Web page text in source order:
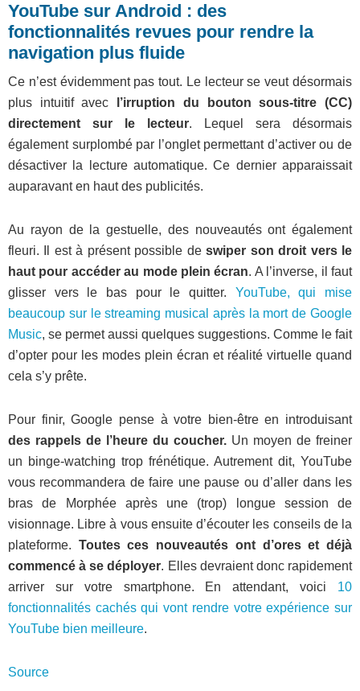
YouTube sur Android : des
fonctionnalités revues pour rendre la
navigation plus fluide
Ce n’est évidemment pas tout. Le lecteur se veut désormais
plus intuitif avec
l’irruption du bouton sous-titre (CC)
directement sur le lecteur. Lequel sera désormais
également surplombé par l’onglet permettant d’activer ou de
désactiver la lecture automatique. Ce dernier apparaissait
auparavant en haut des publicités.
Au rayon de la gestuelle, des nouveautés ont également
fleuri. Il est à présent possible deswiper son droit vers le
haut pour accéder au mode plein écran. A l’inverse, il faut
glisser vers le bas pour le quitter. YouTube, qui mise
beaucoup sur le streaming musical après la mort de Google
Music, se permet aussi quelques suggestions. Comme le fait
d’opter pour les modes plein écran et réalité virtuelle quand
cela s’y prête.
Pour finir, Google pense à votre bien-être en introduisant
des rappels de l’heure du coucher. Un moyen de freiner
un binge-watching trop frénétique. Autrement dit, YouTube
vous recommandera de faire une pause ou d’aller dans les
bras de Morphée après une (trop) longue session de
visionnage. Libre à vous ensuite d’écouter les conseils de la
plateforme. Toutes ces nouveautés ont d’ores et déjà
commencé à se déployer. Elles devraient donc rapidement
arriver sur votre smartphone. En attendant, voici 10
fonctionnalités cachés qui vont rendre votre expérience sur
YouTube bien meilleure.
Source